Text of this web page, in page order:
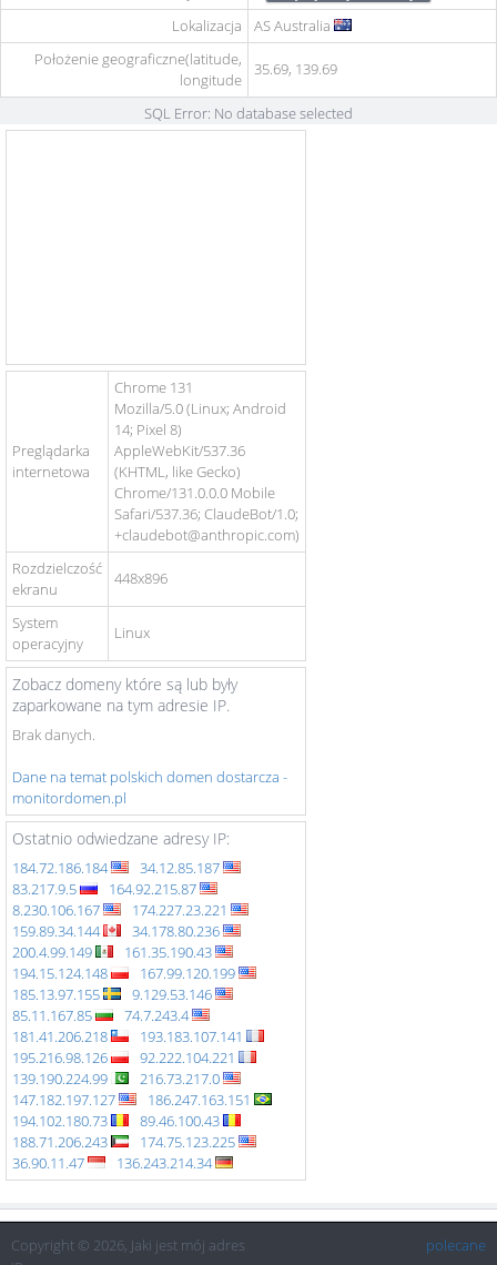
Lokalizacja
ASAustralia
Położenie geograficzne(latitude,
longitude
35.69, 139.69
SQL Error: No database selected
Preglądarka
internetowa
Chrome 131
Mozilla/5.0 (Linux; Android
14; Pixel 8)
AppleWebKit/537.36
(KHTML, like Gecko)
Chrome/131.0.0.0 Mobile
Safari/537.36; ClaudeBot/1.0;
+claudebot@anthropic.com)
Rozdzielczość
ekranu
448x896
System
operacyjny
Linux
Zobacz domeny które są lub były
zaparkowane na tym adresie IP.
Brak danych.
Dane na temat polskich domen dostarcza -
monitordomen.pl
Ostatnio odwiedzane adresy IP:
184.72.186.184
34.12.85.187
83.217.9.5
164.92.215.87
8.230.106.167
174.227.23.221
159.89.34.144
34.178.80.236
200.4.99.149
161.35.190.43
194.15.124.148
167.99.120.199
185.13.97.155
9.129.53.146
85.11.167.85
74.7.243.4
181.41.206.218
193.183.107.141
195.216.98.126
92.222.104.221
139.190.224.99
216.73.217.0
147.182.197.127
186.247.163.151
194.102.180.73
89.46.100.43
188.71.206.243
174.75.123.225
36.90.11.47
136.243.214.34
Copyright © 2026, Jaki jest mój adres
polecane